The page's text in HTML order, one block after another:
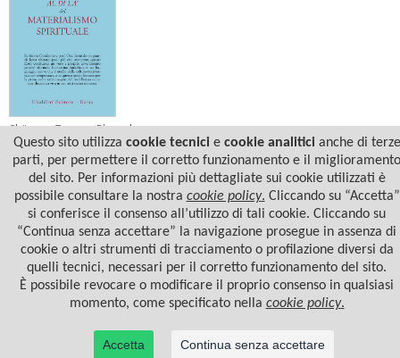
Chögyam Trungpa Rinpoche
AL DI LÀ DEL MATERIALISMO
SPIRITUALE
© 2022 Casa Editrice Astrolabio - Ubaldini Editore S.r.l. - P.IVA 10323461003 |Informativa
Questo sito utilizza cookie tecnicie cookie analiticianche di terze
parti, per permettere il corretto funzionamento e il miglioramento
del sito. Per informazioni più dettagliate sui cookie utilizzati è
possibile consultare la nostra cookie policy. Cliccando su “Accetta”
si conferisce il consenso all’utilizzo di tali cookie. Cliccando su
“Continua senza accettare” la navigazione prosegue in assenza di
cookie o altri strumenti di tracciamento o profilazione diversi da
quelli tecnici, necessari per il corretto funzionamento del sito.
È possibile revocare o modificare il proprio consenso in qualsiasi
momento, come specificato nella cookie policy.
Accetta Continua senza accettare